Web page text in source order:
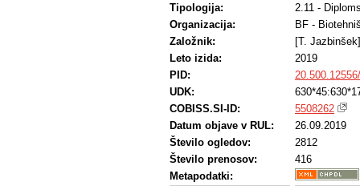
Tipologija:
2.11 -
Organizacija:
BF -
Založnik:
[T. Jazbinšek]
Leto izida:
2019
PID:
UDK:
COBISS.SI-ID:
5508262
Datum objave v RUL:
26.09.2019
Število ogledov:
2812
Število prenosov:
416
Metapodatki: